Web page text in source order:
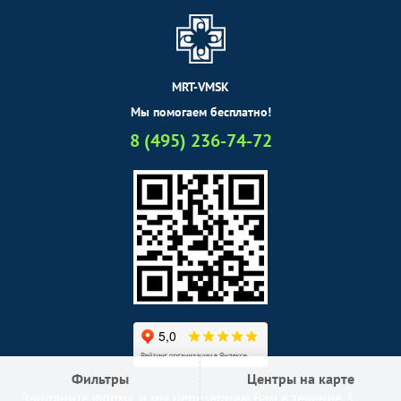
Фильтры Центры на карте
MRT-VMSK
Мы помогаем бесплатно!
8 (495) 236-74-72